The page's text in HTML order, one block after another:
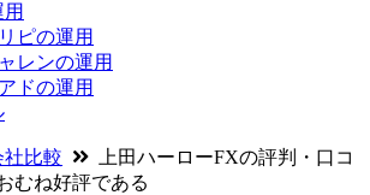
ピの運用
レンの運用
ドの運用
比較
上田ハーローFXの評判・口コ
むね好評である